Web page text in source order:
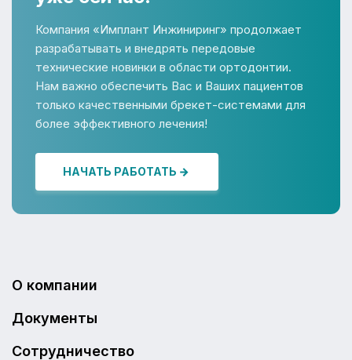
Компания «Имплант Инжиниринг» продолжает
разрабатывать и внедрять передовые
технические новинки в области ортодонтии.
Нам важно обеспечить Вас и Ваших пациентов
только качественными брекет-системами для
более эффективного лечения!
НАЧАТЬ РАБОТАТЬ
О компании
Документы
Сотрудничество